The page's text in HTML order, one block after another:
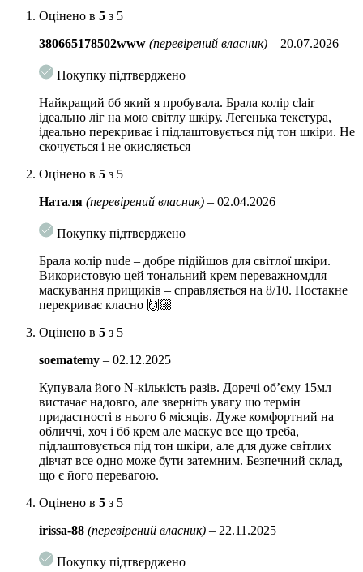
екстракт хвоща,
екстракт камелії, вітамін Е.
Спосіб застосування: Нанесіть кілька крапель BB крему на шкіру
обличчя. Рівномірно розподіліть і масажуйте до тих пір, поки крем
повністю не підлаштується до вашого типу шкіри. Крем покриває
шкіру тонкою вуаллю, при цьому не забиває пори, дозволяючи шкірі
дихати.
Оцінено в 5 з 5
380665178502www (перевірений власник) – 20.07.2026
Покупку підтверджено
Найкращий бб який я пробувала. Брала колір clair
ідеально ліг на мою світлу шкіру. Легенька текстура,
ідеально перекриває і підлаштовується під тон шкіри. Не
скочується і не окисляється
Оцінено в 5 з 5
Наталя (перевірений власник) – 02.04.2026
Покупку підтверджено
Брала колір nude – добре підійшов для світлої шкіри.
Використовую цей тональний крем переважномдля
маскування прищиків – справляється на 8/10. Постакне
перекриває класно 🙌🏼
Оцінено в 5 з 5
soematemy – 02.12.2025
Купувала його N-кількість разів. Доречі обʼєму 15мл
вистачає надовго, але зверніть увагу що термін
придастності в нього 6 місяців. Дуже комфортний на
обличчі, хоч і бб крем але маскує все що треба,
підлаштовується під тон шкіри, але для дуже світлих
дівчат все одно може бути затемним. Безпечний склад,
що є його перевагою.
Оцінено в 5 з 5
irissa-88 (перевірений власник) – 22.11.2025
Покупку підтверджено